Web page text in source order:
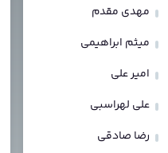
مهدی مقدم
میثم ابراهیمی
امیر علی
علی لهراسبی
رضا صادقی